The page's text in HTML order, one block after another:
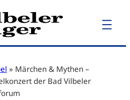
» Märchen & Mythen –
der Bad Vilbeler